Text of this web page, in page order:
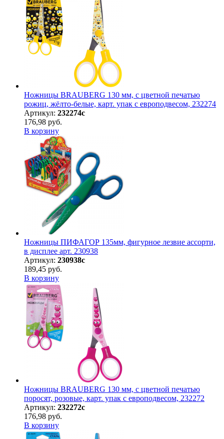
Ножницы BRAUBERG 130 мм, с цветной печатью
рожиц, жёлто-белые, карт. упак с европодвесом, 232274
Артикул: 232274с
176,98 руб.
В корзину
Ножницы ПИФАГОР 135мм, фигурное лезвие ассорти,
в дисплее арт. 230938
Артикул: 230938с
189,45 руб.
В корзину
Ножницы BRAUBERG 130 мм, с цветной печатью
поросят, розовые, карт. упак с европодвесом, 232272
Артикул: 232272с
176,98 руб.
В корзину